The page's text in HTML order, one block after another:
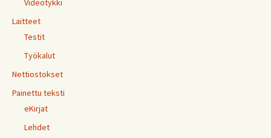
Videotykki
Laitteet
Testit
Työkalut
Nettiostokset
Painettu teksti
eKirjat
Lehdet